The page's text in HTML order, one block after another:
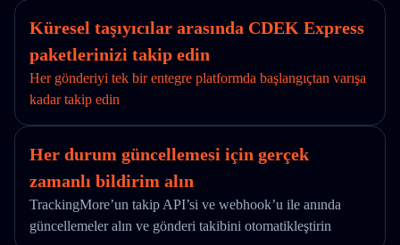
Küresel taşıyıcılar arasında CDEK Express
paketlerinizi takip edin
Her gönderiyi tek bir entegre platformda başlangıçtan varışa
kadar takip edin
Her durum güncellemesi için gerçek
zamanlı bildirim alın
TrackingMore’un takip API’si ve webhook’u ile anında
güncellemeler alın ve gönderi takibini otomatikleştirin